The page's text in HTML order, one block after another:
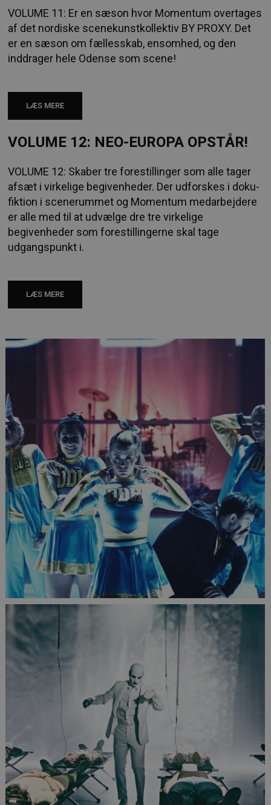
VOLUME 11: Er en sæson hvor Momentum overtages
af det nordiske scenekunstkollektiv BY PROXY. Det
er en sæson om fællesskab, ensomhed, og den
inddrager hele Odense som scene!
LÆS MERE
VOLUME 12: NEO-EUROPA OPSTÅR!
VOLUME 12: Skaber tre forestillinger som alle tager
afsæt i virkelige begivenheder. Der udforskes i doku-
fiktion i scenerummet og Momentum medarbejdere
er alle med til at udvælge dre tre virkelige
begivenheder som forestillingerne skal tage
udgangspunkt i.
LÆS MERE